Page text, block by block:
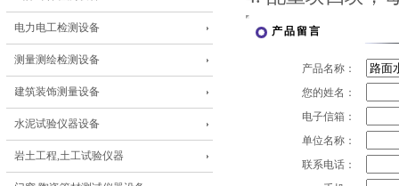
电力电工检测设备
测量测绘检测设备
建筑装饰测量设备
水泥试验仪器设备
岩土工程,土工试验仪器
产品留言
产品名称：
您的姓名：
电子信箱：
单位名称：
联系电话：